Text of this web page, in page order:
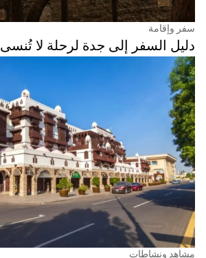
سفر وإقامة
دليل السفر إلى جدة لرحلة لا تُنسى
مشاهد ونشاطات